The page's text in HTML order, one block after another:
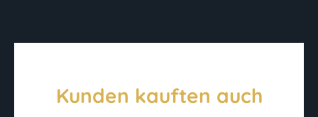
Kunden kauften auch